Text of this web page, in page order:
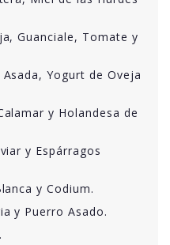
Guanciale, Tomate y
Yogurt de Oveja
y Holandesa de
y Espárragos
y Codium.
y Puerro Asado.